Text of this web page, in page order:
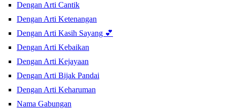
Dengan Arti Cantik
Dengan Arti Ketenangan
Dengan Arti Kasih Sayang 💕
Dengan Arti Kebaikan
Dengan Arti Kejayaan
Dengan Arti Bijak Pandai
Dengan Arti Keharuman
Nama Gabungan